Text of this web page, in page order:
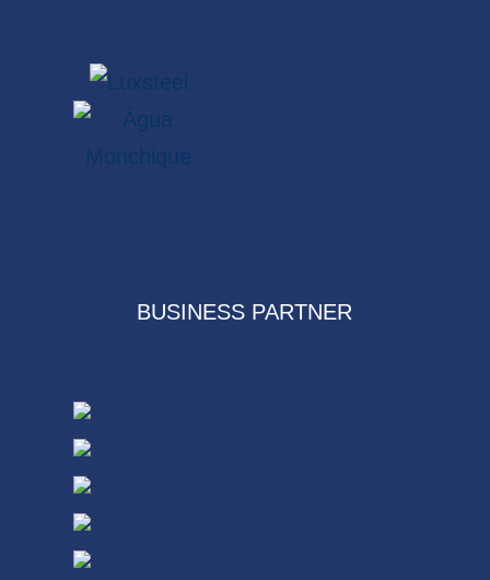
BUSINESS PARTNER